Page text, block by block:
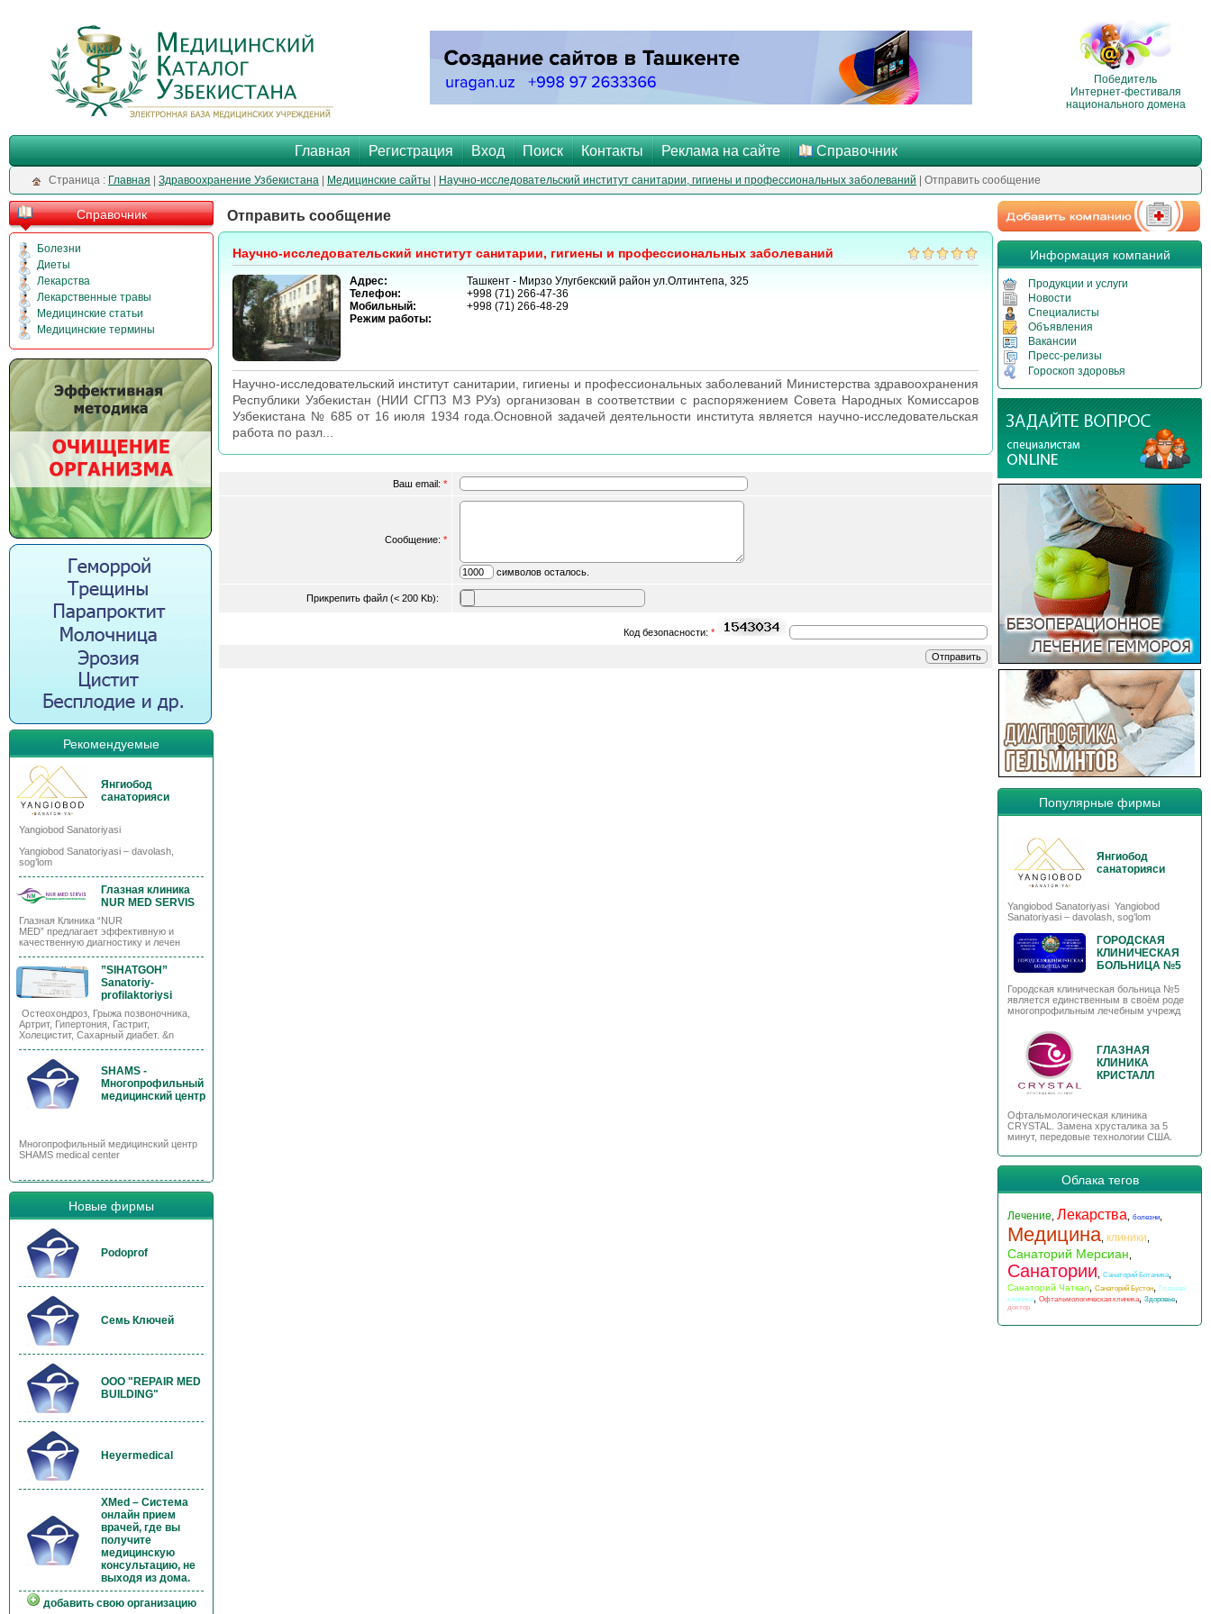
Победитель
Интернет-фестиваля
национального домена
Главная Регистрация Вход Поиск Контакты Реклама на сайте Справочник
Cтраница : Главная Здравоохранение Узбекистана Медицинские сайты Научно-исследовательский институт санитарии, гигиены и профессиональных заболеваний | Отправить сообщение
Справочник
Болезни
Диеты
Лекарства
Лекарственные травы
Медицинские статьи
Медицинские термины
Рекомендуемые
Янгиобод
санаторияси
Yangiobod Sanatoriyasi
Yangiobod Sanatoriyasi – davolash,
sog’lom
Глазная клиника
NUR MED SERVIS
Глазная Клиника “NUR
MED” предлагает эффективную и
качественную диагностику и лечен
”SIHATGOH”
Sanatoriy-
profilaktoriysi
Остеохондроз, Грыжа позвоночника,
Артрит, Гипертония, Гастрит,
Холецистит, Сахарный диабет. &n
SHAMS -
Многопрофильный
медицинский центр
Многопрофильный медицинский центр
SHAMS medical center
Новые фирмы
Podoprof
Семь Ключей
OOO "REPAIR MED
BUILDING"
Heyermedical
XMed – Система
онлайн прием
врачей, где вы
получите
медицинскую
консультацию, не
выходя из дома.
добавить свою организацию
Отправить сообщение
Научно-исследовательский институт санитарии, гигиены и профессиональных заболеваний
Адрес:
Телефон:
Мобильный:
Режим работы:
Ташкент - Мирзо Улугбекский район ул.Олтинтепа, 325
+998 (71) 266-47-36
+998 (71) 266-48-29
Научно-исследовательский институт санитарии, гигиены и профессиональных заболеваний Министерства здравоохранения
Республики Узбекистан (НИИ СГПЗ МЗ РУз) организован в соответствии с распоряжением Совета Народных Комиссаров
Узбекистана № 685 от 16 июля 1934 года.Основной задачей деятельности института является научно-исследовательская
работа по разл...
Ваш email: *
Сообщение: *
символов осталось.
Прикрепить файл (< 200 Kb):
Код безопасности: *
Информация компаний
Продукции и услуги
Новости
Специалисты
Объявления
Вакансии
Пресс-релизы
Гороскоп здоровья
Популярные фирмы
Янгиобод
санаторияси
Yangiobod Sanatoriyasi Yangiobod
Sanatoriyasi – davolash, sog’lom
ГОРОДСКАЯ
КЛИНИЧЕСКАЯ
БОЛЬНИЦА №5
Городская клиническая больница №5
является единственным в своём роде
многопрофильным лечебным учрежд
ГЛАЗНАЯ
КЛИНИКА
КРИСТАЛЛ
Офтальмологическая клиника
CRYSTAL. Замена хрусталика за 5
минут, передовые технологии США.
Облака тегов
Лечение Лекарства болезни
Медицина клиники
Санаторий Мерсиан
Санатории Санаторий Ботаника
Санаторий Чаткал Санаторий Бустон
Глазная
клиника
Офтальмологическая клиника Здоровье
доктор